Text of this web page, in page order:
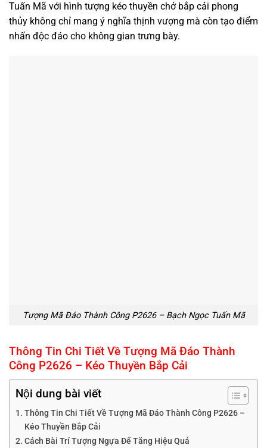
Tuấn Mã với hình tượng kéo thuyền chở bắp cải phong
thủy không chỉ mang ý nghĩa thịnh vượng mà còn tạo điểm
nhấn độc đáo cho không gian trưng bày.
Tượng Mã Đáo Thành Công P2626 – Bạch Ngọc Tuấn Mã
Thông Tin Chi Tiết Về Tượng Mã Đáo Thành
Công P2626 – Kéo Thuyền Bắp Cải
Nội dung bài viết
Thông Tin Chi Tiết Về Tượng Mã Đáo Thành Công P2626 –
Kéo Thuyền Bắp Cải
Cách Bài Trí Tượng Ngựa Để Tăng Hiệu Quả